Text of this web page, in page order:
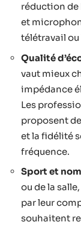
réduction
et
télétravail
Qualité
vaut mieux
impédance
Les
proposent
et la fidélité
fréquence.
Sport et
ou de la
par leur
souhaitent